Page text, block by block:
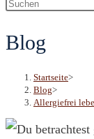
Blog
Startseite>
Blog>
Allergiefrei